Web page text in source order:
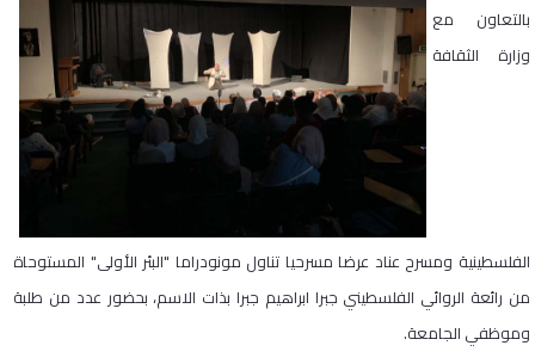
بالتعاون مع
وزارة الثقافة
الفلسطينية ومسرح عناد عرضا مسرحيا تناول مونودراما "البئر الأولى" المستوحاة
من رائعة الروائي الفلسطيني جبرا ابراهيم جبرا بذات الاسم، بحضور عدد من طلبة
وموظفي الجامعة.